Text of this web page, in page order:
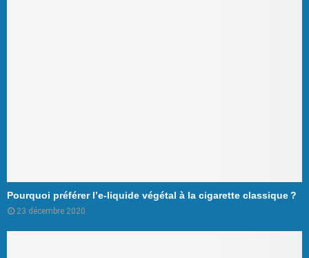
Pourquoi préférer l’e-liquide végétal à la cigarette classique ?
23 décembre 2020